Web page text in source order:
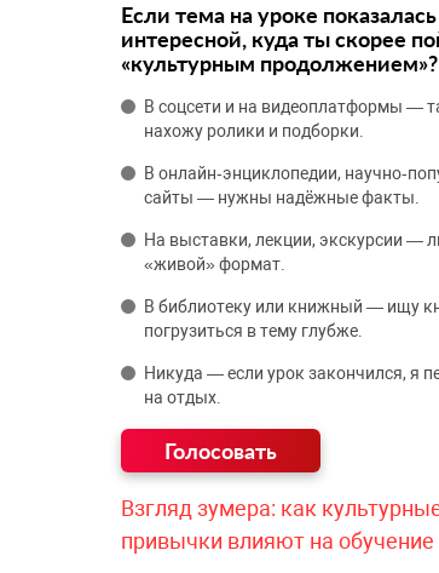
Если тема на уроке показалась
интересной, куда ты скорее
«культурным продолжением»?
В соцсети и на видеоплатформы —
нахожу ролики и подборки.
В онлайн‑энциклопедии,
сайты — нужны надёжные факты.
На выставки, лекции, экскурсии —
«живой» формат.
В библиотеку или книжный — ищу
погрузиться в тему глубже.
Никуда — если урок закончился, я
на отдых.
Взгляд зумера: как
привычки влияют на обучение